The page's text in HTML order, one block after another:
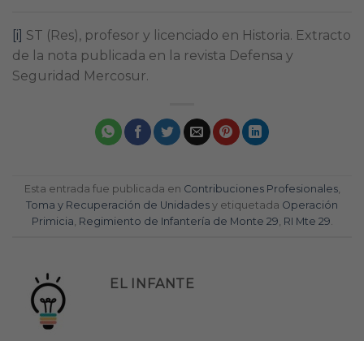
[i] ST (Res), profesor y licenciado en Historia. Extracto
de la nota publicada en la revista Defensa y
Seguridad Mercosur.
Esta entrada fue publicada en Contribuciones Profesionales,
Toma y Recuperación de Unidades y etiquetada Operación
Primicia, Regimiento de Infantería de Monte 29, RI Mte 29.
EL INFANTE